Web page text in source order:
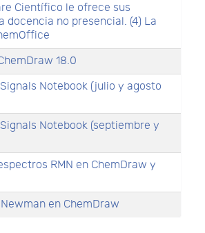
Científico le ofrece sus
docencia no presencial. (4) La
18.0
Notebook (julio y agosto
Notebook (septiembre y
RMN en ChemDraw y
en ChemDraw